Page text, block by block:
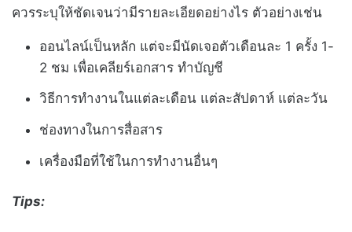
ควรระบุให้ชัดเจนว่ามีรายละเอียดอย่างไร ตัวอย่างเช่น
ออนไลน์เป็นหลัก แต่จะมีนัดเจอตัวเดือนละ 1 ครั้ง 1-
2 ชม เพื่อเคลียร์เอกสาร ทำบัญชี
วิธีการทำงานในแต่ละเดือน แต่ละสัปดาห์ แต่ละวัน
ช่องทางในการสื่อสาร
เครื่องมือที่ใช้ในการทำงานอื่นๆ
Tips: